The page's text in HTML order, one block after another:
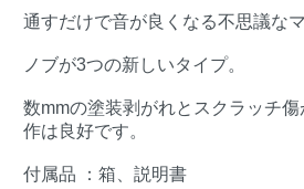
通すだけで音が良くなる不思議な
ノブが3つの新しいタイプ。
数mmの塗装剥がれとスクラッチ
作は良好です。
付属品 ：箱、説明書